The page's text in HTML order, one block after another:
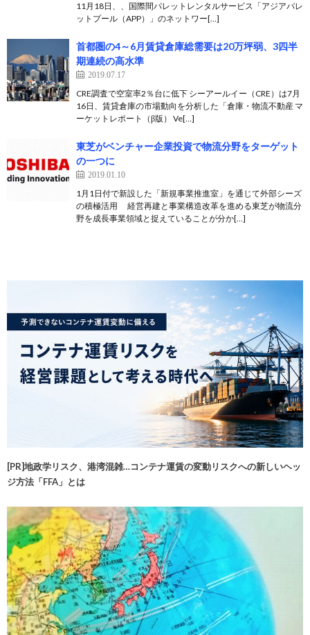
11月18日、、国際間パレットレンタルサービス「アジアパレ
ットプール（APP）」のネットワー[…]
首都圏の4～6月賃貸倉庫総需要は20万坪弱、3四半
期連続の高水準
2019.07.17
CRE調査で空室率2％台に低下 シーアールイー（CRE）は7月
16日、賃貸倉庫の市場動向を分析した「倉庫・物流不動産 マ
ーケットレポート（β版） Ve[…]
東芝がベンチャー企業投資で物流分野をターゲット
の一つに
2019.01.10
1月1日付で新設した「新規事業推進室」を通じて外部シーズ
の積極活用 経営再建と事業構造改革を進める東芝が物流分
野を成長事業領域と捉えていることが分か[…]
[PR]地政学リスク、港湾混雑…コンテナ運賃の変動リスクへの新しいヘッ
ジ方法「FFA」とは